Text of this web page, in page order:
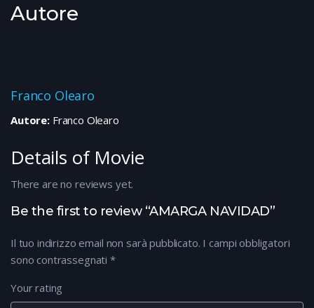
Autore
Franco Olearo
Autore:Franco Olearo
Details of Movie
Be the first to review “AMARGA NAVIDAD”
Il tuo indirizzo email non sarà pubblicato. I campi obbligatori
sono contrassegnati *
Your rating
There are no reviews yet.